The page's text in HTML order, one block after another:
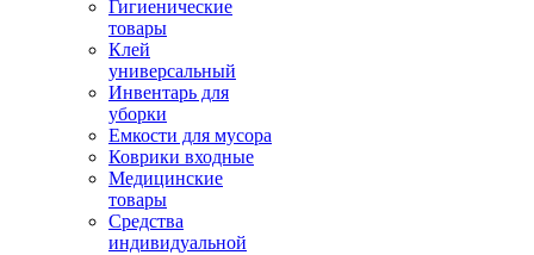
Гигиенические
товары
Клей
универсальный
Инвентарь для
уборки
Емкости для мусора
Коврики входные
Медицинские
товары
Средства
индивидуальной